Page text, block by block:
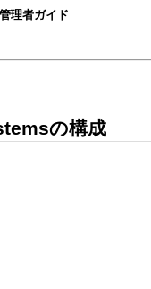
理者ガイド
の構成